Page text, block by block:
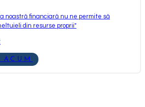
noastră financiară nu ne permite să
din resurse proprii"